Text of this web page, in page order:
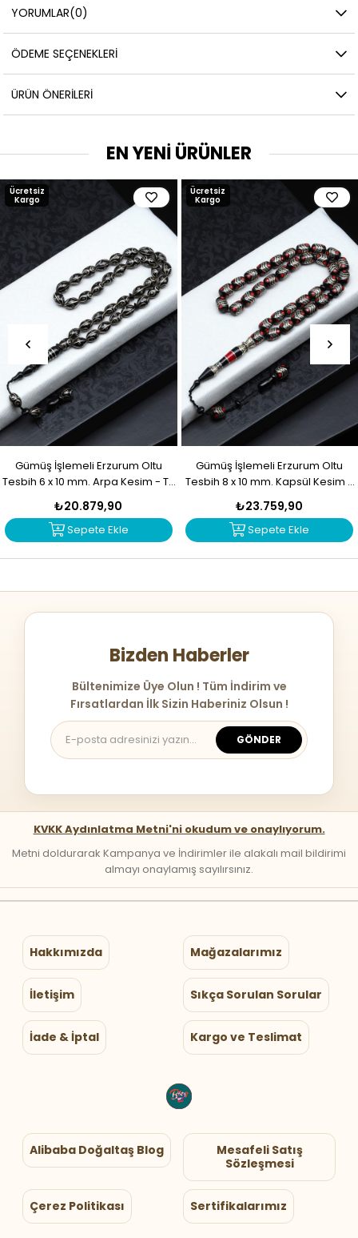
YORUMLAR(0)
ÖDEME SEÇENEKLERI
ÜRÜN ÖNERILERI
EN YENİ ÜRÜNLER
Gümüş İşlemeli Erzurum Oltu
Tesbih 6 x 10 mm. Arpa Kesim - T-
₺20.879,90
Sepete Ekle
Ücretsiz
Kargo
Gümüş İşlemeli Erzurum Oltu
Tesbih 8 x 10 mm. Kapsül Kesim -
₺23.759,90
Sepete Ekle
Ücretsiz
Kargo
Bizden Haberler
Bültenimize Üye Olun ! Tüm İndirim ve
Fırsatlardan İlk Sizin Haberiniz Olsun !
GÖNDER
KVKK Aydınlatma Metni'ni okudum ve onaylıyorum.
Metni doldurarak Kampanya ve İndirimler ile alakalı mail bildirimi
almayı onaylamış sayılırsınız.
Hakkımızda Mağazalarımız
İletişim Sıkça Sorulan Sorular
İade & İptal Kargo ve Teslimat
Alibaba Doğaltaş Blog
Mesafeli Satış
Sözleşmesi
Çerez Politikası Sertifikalarımız